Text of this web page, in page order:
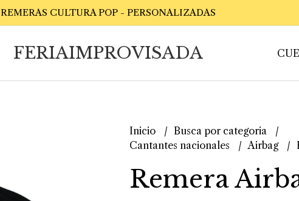
REMERAS CULTURA POP - PERSONALIZADAS
FERIAIMPROVISADA
Inicio
Busca por categoria
Cantantes nacionales
Airbag
Remera